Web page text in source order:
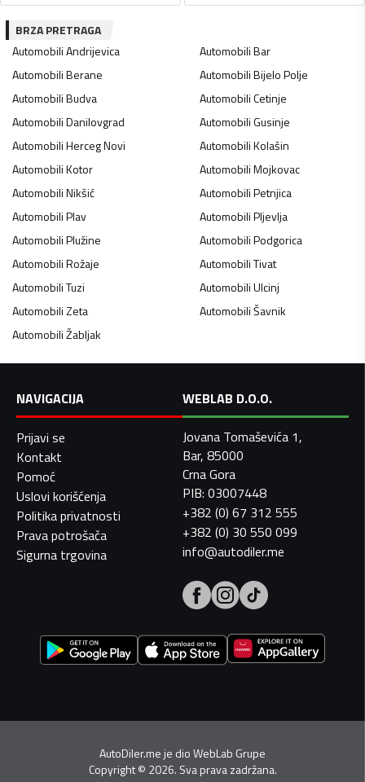
BRZA PRETRAGA
AutomobiliAndrijevica AutomobiliBar
AutomobiliBerane AutomobiliBijelo Polje
AutomobiliBudva AutomobiliCetinje
AutomobiliDanilovgrad AutomobiliGusinje
AutomobiliHerceg Novi AutomobiliKolašin
AutomobiliKotor AutomobiliMojkovac
AutomobiliNikšić AutomobiliPetnjica
AutomobiliPlav AutomobiliPljevlja
AutomobiliPlužine AutomobiliPodgorica
AutomobiliRožaje AutomobiliTivat
AutomobiliTuzi AutomobiliUlcinj
AutomobiliZeta AutomobiliŠavnik
AutomobiliŽabljak
NAVIGACIJA
Prijavi se
Kontakt
Pomoć
Uslovi korišćenja
Politika privatnosti
Prava potrošača
Sigurna trgovina
WEBLAB D.O.O.
Jovana Tomaševića 1,
Bar, 85000
Crna Gora
PIB: 03007448
+382 (0) 67 312 555
+382 (0) 30 550 099
info@autodiler.me
AutoDiler.me je dioWebLab Grupe
Copyright© 2026. Sva prava zadržana.